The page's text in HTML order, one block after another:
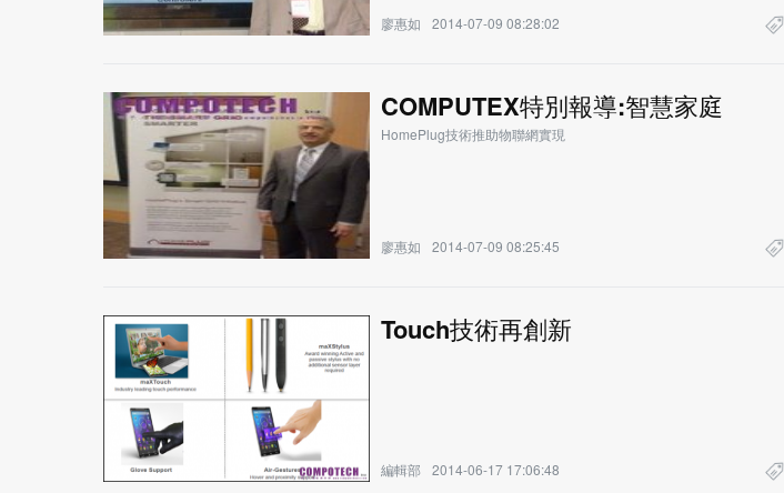
廖惠如 2014-07-09 08:28:02
COMPUTEX特別報導:智慧家庭
HomePlug技術推助物聯網實現
廖惠如 2014-07-09 08:25:45
Touch技術再創新
編輯部 2014-06-17 17:06:48